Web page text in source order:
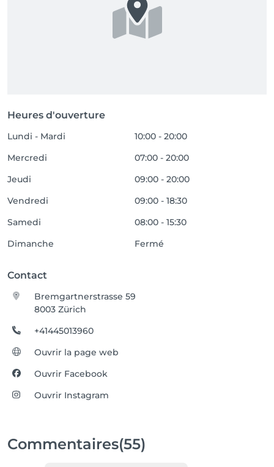
Heures d'ouverture
Lundi - Mardi
10:00 - 20:00
Mercredi
07:00 - 20:00
Jeudi
09:00 - 20:00
Vendredi
09:00 - 18:30
Samedi
08:00 - 15:30
Dimanche
Fermé
Contact
Bremgartnerstrasse 59
8003 Zürich
+41445013960
Ouvrir la page web
Ouvrir Facebook
Ouvrir Instagram
Commentaires(55)